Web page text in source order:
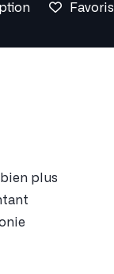
Favoris
plus